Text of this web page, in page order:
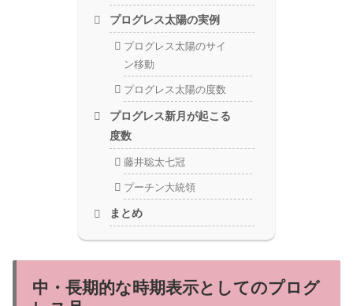
プログレス太陽の実例
プログレス太陽のサイ
ン移動
プログレス太陽の度数
プログレス新月が起こる
度数
藤井聡太七冠
プーチン大統領
まとめ
中・長期的な時期表示としてのプログ